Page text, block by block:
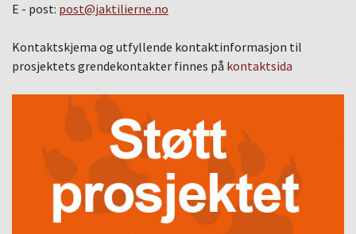
E - post: post@jaktilierne.no
Kontaktskjema og utfyllende kontaktinformasjon til
prosjektets grendekontakter finnes på kontaktsida